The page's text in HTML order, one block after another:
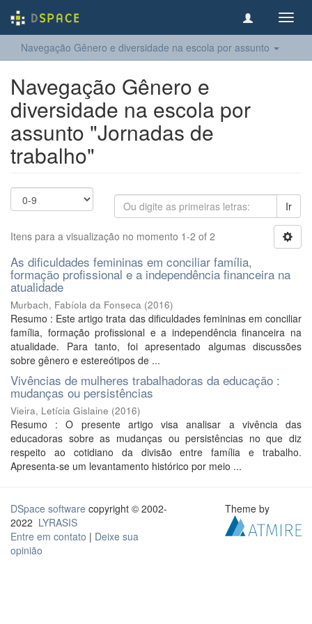
Navegação Gênero e diversidade na escola por assunto
Navegação Gênero e
diversidade na escola por
assunto "Jornadas de
trabalho"
Ir
Itens para a visualização no momento 1-2 of 2
As dificuldades femininas em conciliar família,
formação profissional e a independência financeira na
atualidade
Murbach, Fabíola da Fonseca (2016)
Resumo : Este artigo trata das dificuldades femininas em conciliar
família, formação profissional e a independência financeira na
atualidade. Para tanto, foi apresentado algumas discussões
sobre gênero e estereótipos de ...
Vivências de mulheres trabalhadoras da educação :
mudanças ou persistências
Vieira, Letícia Gislaine (2016)
Resumo : O presente artigo visa analisar a vivência das
educadoras sobre as mudanças ou persistências no que diz
respeito ao cotidiano da divisão entre família e trabalho.
Apresenta-se um levantamento histórico por meio ...
DSpace software copyright © 2002-
2022 LYRASIS
Entre em contato | Deixe sua
opinião
Theme by